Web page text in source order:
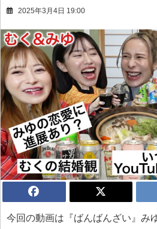
2025年3月4日 19:00
今回の動画は『ばんばんざい』み